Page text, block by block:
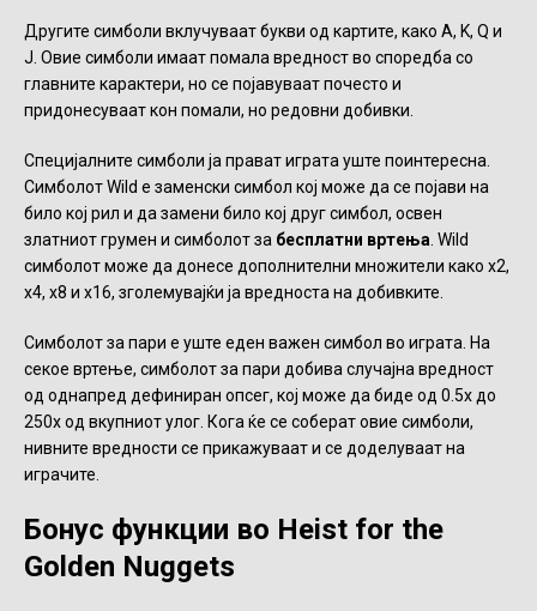
Другите симболи вклучуваат букви од картите, како A, K, Q и
J. Овие симболи имаат помала вредност во споредба со
главните карактери, но се појавуваат почесто и
придонесуваат кон помали, но редовни добивки.
Специјалните симболи ја прават играта уште поинтересна.
Симболот Wild е заменски симбол кој може да се појави на
било кој рил и да замени било кој друг симбол, освен
златниот грумен и симболот за бесплатни вртења . Wild
симболот може да донесе дополнителни множители како x2,
x4, x8 и x16, зголемувајќи ја вредноста на добивките.
Симболот за пари е уште еден важен симбол во играта. На
секое вртење, симболот за пари добива случајна вредност
од однапред дефиниран опсег, кој може да биде од 0.5x до
250x од вкупниот улог. Кога ќе се соберат овие симболи,
нивните вредности се прикажуваат и се доделуваат на
играчите.
Бонус функции во Heist for the
Golden Nuggets